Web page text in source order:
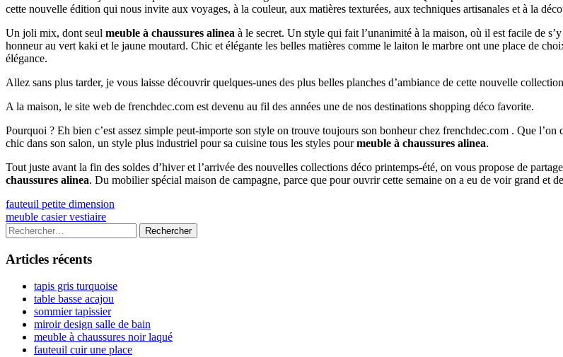
cette nouvelle édition qui nous invite aux voyages, à la couleur, aux matières texturées, aux techniques artisanales et à la
Un joli mix, dont seul meuble à chaussures alinea à le secret. Un style qui fait l’unanimité à la maison, où il est facile de
honneur au vert kaki et le jaune moutard. Chic et élégante les belles matières comme le laiton le marbre ont une place de
élégance.
Allez sans plus tarder, je vous laisse découvrir quelques-unes des plus belles planches d’ambiance de cette nouvelle collection
A la maison, le site web de frenchdec.com est devenu au fil des années une de nos destinations shopping déco favorite.
Pourquoi ? Eh bien c’est assez simple peut-importe son style on trouve toujours son bonheur chez frenchdec.com . Que
chic dans son salon, un style plus industriel pour sa cuisine tous les styles pourmeuble à chaussures alinea.
Tout juste avant la fin des soldes d’hiver et l’arrivée des nouvelles collections déco printemps-été, on vous propose de
chaussures alinea. Du mobilier spécial maison de campagne, parce que pour ouvrir cette semaine on a eu de voir grand et
Navigation
de
l’article
Previous
article:
fauteuil petite dimension
Next
article:
meuble casier vestiaire
Colonne
latérale
principale
Rechercher :
Articles récents
tapis gris turquoise
table basse acajou
sommier tapissier
miroir design salle de bain
meuble à chaussures noir laqué
fauteuil cuir une place